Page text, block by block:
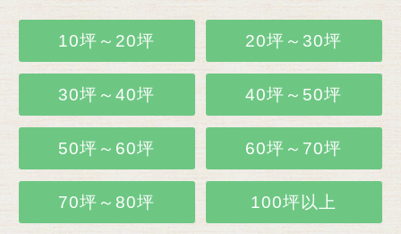
10坪～20坪 20坪～30坪
30坪～40坪 40坪～50坪
50坪～60坪 60坪～70坪
70坪～80坪 100坪以上